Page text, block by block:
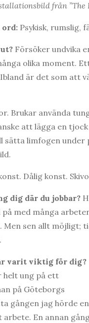
från
ord: Psykisk, rumslig,
Försöker undvika
olika moment.
är det som att
Brukar använda
att lägga en
sätta limfogen
Dålig konst.
dig där du jobbar?
på med många
Men sen allt möjligt;
varit viktig för dig?
helt ung på ett
på Göteborgs
gången jag hörde en
En annan